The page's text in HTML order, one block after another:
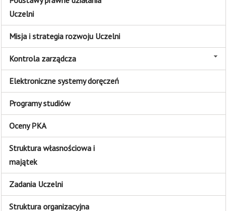
Uczelni
Misja i strategia rozwoju Uczelni
Kontrola zarządcza
Elektroniczne systemy doręczeń
Programy studiów
Oceny PKA
Struktura własnościowa i
majątek
Zadania Uczelni
Struktura organizacyjna